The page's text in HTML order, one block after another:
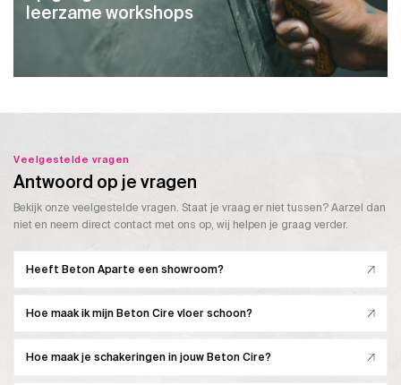
leerzame workshops
Veelgestelde vragen
Antwoord op je vragen
Bekijk onze veelgestelde vragen. Staat je vraag er niet tussen? Aarzel dan
niet en neem direct contact met ons op, wij helpen je graag verder.
Heeft Beton Aparte een showroom?
Hoe maak ik mijn Beton Cire vloer schoon?
Hoe maak je schakeringen in jouw Beton Cire?